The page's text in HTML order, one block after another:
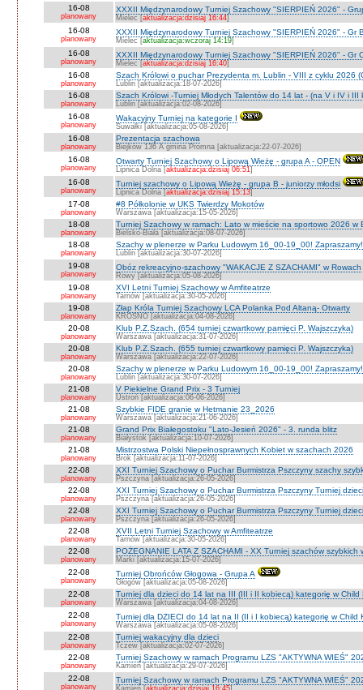
16-08
planowany
XXXII Międzynarodowy Turniej Szachowy "SIERPIEŃ 2026" -
Mielec [aktualizacja:dzisiaj 16:44]
16-08
planowany
XXXII Międzynarodowy Turniej Szachowy "SIERPIEŃ 2026" - Gr
Mielec [aktualizacja:wczoraj 14:19]
16-08
planowany
XXXII Międzynarodowy Turniej Szachowy "SIERPIEŃ 2026" - Gr
Mielec [aktualizacja:dzisiaj 16:40]
16-08
planowany
Szach Królowi o puchar Prezydenta m. Lublin - VIII z cyklu 2026
Lublin [aktualizacja:18-07-2026]
16-08
planowany
Szach Królowi -Turniej Młodych Talentów do 14 lat - (na V i IV i III
Lublin [aktualizacja:02-08-2026]
16-08
planowany
Wakacyjny Turniej na kategorie I
Suwałki [aktualizacja:05-08-2026]
16-08
planowany
Prezentacja szachowa
Biejków 136 A gmina Promna [aktualizacja:22-07-2026]
16-08
planowany
Otwarty Turniej Szachowy o Lipową Wieżę - grupa A - OPEN
Lipnica Dolna [aktualizacja:dzisiaj 06:51]
16-08
planowany
Turniej szachowy o Lipową Wieżę - grupa B - juniorzy młodsi
Lipnica Dolna [aktualizacja:dzisiaj 15:13]
17-08
planowany
#8 Półkolonie w UKS Twierdzy Mokotów
Warszawa [aktualizacja:15-05-2026]
18-08
planowany
Turniej Szachowy w ramach: Lato w mieście na sportowo 2026 w
Bielsko-Biała [aktualizacja:08-07-2026]
18-08
planowany
Szachy w plenerze w Parku Ludowym 16_00-19_00! Zapraszamy!
Lublin [aktualizacja:30-07-2026]
19-08
planowany
Obóz rekreacyjno-szachowy "WAKACJE Z SZACHAMI" w Rowach
Rowy [aktualizacja:05-08-2026]
19-08
planowany
XVI Letni Turniej Szachowy w Amfiteatrze
Tarnów [aktualizacja:30-05-2026]
19-08
planowany
Złap Króla Turniej Szachowy LCA Polanka Pod Altaną- Otwarty
KROSNO [aktualizacja:04-08-2026]
20-08
planowany
Klub P.Z.Szach. (654 turniej czwartkowy pamięci P. Wajszczyka)
Warszawa [aktualizacja:31-07-2026]
20-08
planowany
Klub P.Z.Szach. (655 turniej czwartkowy pamięci P. Wajszczyka)
Warszawa [aktualizacja:22-07-2026]
20-08
planowany
Szachy w plenerze w Parku Ludowym 16_00-19_00! Zapraszamy!
Lublin [aktualizacja:30-07-2026]
21-08
planowany
V Piekielne Grand Prix - 3 Turniej
Ustroń [aktualizacja:06-06-2026]
21-08
planowany
Szybkie FIDE granie w Hetmanie 23_2026
Warszawa [aktualizacja:21-06-2026]
21-08
planowany
Grand Prix Białegostoku "Lato-Jesień 2026" - 3. runda blitz
Białystok [aktualizacja:10-07-2026]
21-08
planowany
Mistrzostwa Polski Niepełnosprawnych Kobiet w szachach 2026
Brok [aktualizacja:11-07-2026]
22-08
planowany
XXI Turniej Szachowy o Puchar Burmistrza Pszczyny szachy
Pszczyna [aktualizacja:26-05-2026]
22-08
planowany
XXI Turniej Szachowy o Puchar Burmistrza Pszczyny Turniej
Pszczyna [aktualizacja:26-05-2026]
22-08
planowany
XXI Turniej Szachowy o Puchar Burmistrza Pszczyny Turniej
Pszczyna [aktualizacja:26-05-2026]
22-08
planowany
XVII Letni Turniej Szachowy w Amfiteatrze
Tarnów [aktualizacja:30-05-2026]
22-08
planowany
POŻEGNANIE LATA Z SZACHAMI - XX Turniej szachów szybkich
Marki [aktualizacja:15-07-2026]
22-08
planowany
Turniej Obrońców Głogowa - Grupa A
Głogów [aktualizacja:05-08-2026]
22-08
planowany
Turniej dla dzieci do 14 lat na III (III i II kobiecą) kategorię w Child
Warszawa [aktualizacja:04-08-2026]
22-08
planowany
Turniej dla DZIECI do 14 lat na II (II i I kobiecą) kategorię w Child
Warszawa [aktualizacja:05-08-2026]
22-08
planowany
Turniej wakacyjny dla dzieci
Tczew [aktualizacja:02-07-2026]
22-08
planowany
Turniej Szachowy w ramach Programu LZS "AKTYWNA WIEŚ"
Kamień [aktualizacja:29-07-2026]
22-08
planowany
Turniej Szachowy w ramach Programu LZS "AKTYWNA WIEŚ"
Kamień [aktualizacja:dzisiaj 16:45]